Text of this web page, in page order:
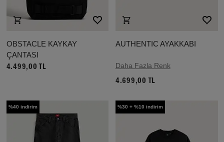
OBSTACLE KAYKAY
ÇANTASI
4.499,00 TL
AUTHENTIC AYAKKABI
Daha Fazla Renk
4.699,00 TL
%40 indirim %30 + %10 indirim